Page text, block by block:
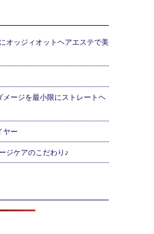
オッジィオットヘアエステで美
ージを最小限にストレートヘ
ヤー
ジケアのこだわり♪